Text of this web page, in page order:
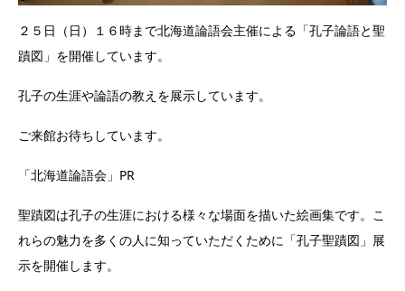
２５日（日）１６時まで北海道論語会主催による「孔子論語と聖
蹟図」を開催しています。
孔子の生涯や論語の教えを展示しています。
ご来館お待ちしています。
「北海道論語会」PR
聖蹟図は孔子の生涯における様々な場面を描いた絵画集です。こ
れらの魅力を多くの人に知っていただくために「孔子聖蹟図」展
示を開催します。